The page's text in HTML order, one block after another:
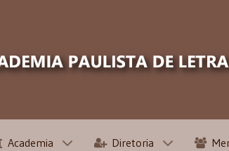
Academia Diretoria